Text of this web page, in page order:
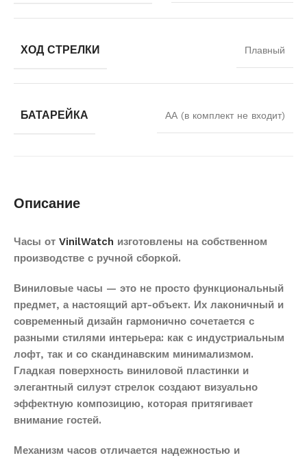
ХОД СТРЕЛКИ Плавный
БАТАРЕЙКА АА (в комплект не входит)
Описание
Часы от VinilWatch изготовлены на собственном
производстве с ручной сборкой.
Виниловые часы — это не просто функциональный
предмет, а настоящий арт-объект. Их лаконичный и
современный дизайн гармонично сочетается с
разными стилями интерьера: как с индустриальным
лофт, так и со скандинавским минимализмом.
Гладкая поверхность виниловой пластинки и
элегантный силуэт стрелок создают визуально
эффектную композицию, которая притягивает
внимание гостей.
Механизм часов отличается надежностью и